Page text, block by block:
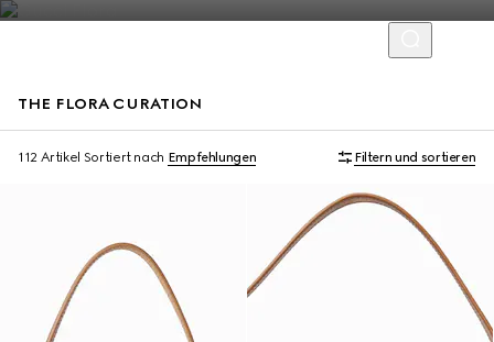
THE FLORA CURATION
112 Artikel Sortiert nach Empfehlungen Filtern und sortieren
Mit Initialen personalisieren